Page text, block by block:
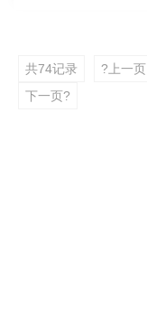
共74记录 ?上一页
下一页?